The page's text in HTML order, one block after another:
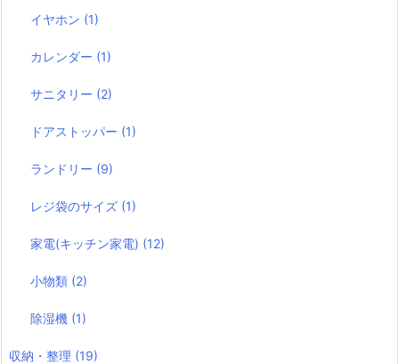
イヤホン (1)
カレンダー (1)
サニタリー (2)
ドアストッパー (1)
ランドリー (9)
レジ袋のサイズ (1)
家電(キッチン家電) (12)
小物類 (2)
除湿機 (1)
収納・整理 (19)